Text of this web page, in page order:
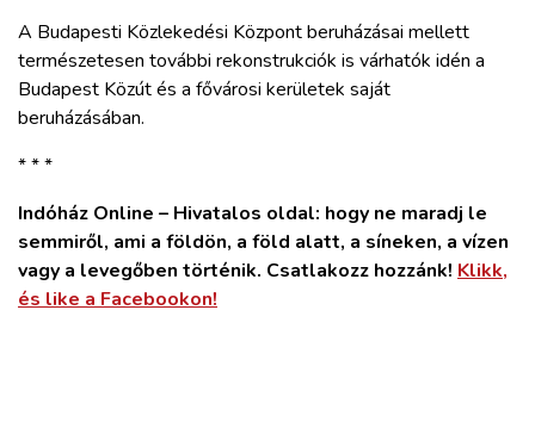
A Budapesti Közlekedési Központ beruházásai mellett
természetesen további rekonstrukciók is várhatók idén a
Budapest Közút és a fővárosi kerületek saját
beruházásában.
* * *
Indóház Online – Hivatalos oldal: hogy ne maradj le
semmiről, ami a földön, a föld alatt, a síneken, a vízen
vagy a levegőben történik. Csatlakozz hozzánk! Klikk,
és like a Facebookon!